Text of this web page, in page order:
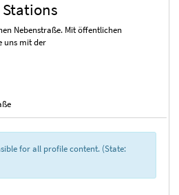
Nebenstraße. Mit öffentlichen
uns mit der
for all profile content. (State: